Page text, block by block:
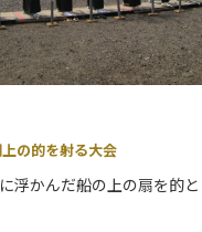
な色をお選びいただけま
ょうじょうじ）日光市瀬
800円
いては、まずは日光市観光
ス】 ※巡る順番は決まっ
の的を射る大会
浮かんだ船の上の扇を的